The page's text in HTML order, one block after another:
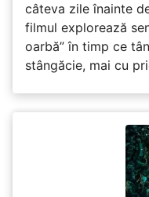
câteva zile înainte
filmul explorează
oarbă” în timp ce
stângăcie, mai cu